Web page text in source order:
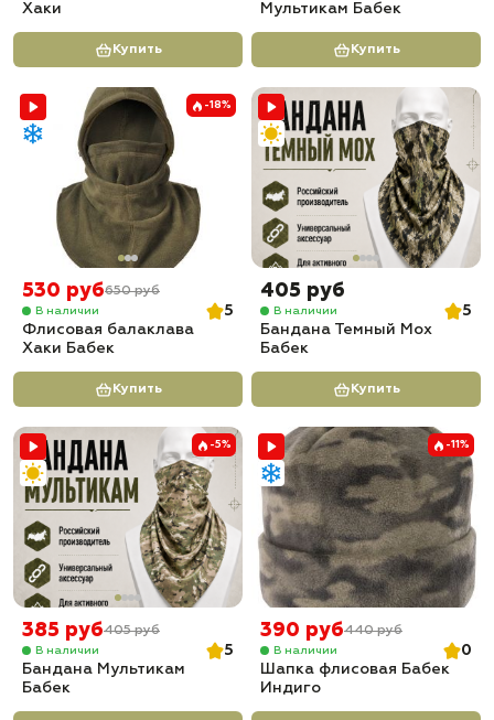
Хаки
Купить
Мультикам Бабек
Купить
-18%
530 руб650 руб
В наличии
5
Флисовая балаклава
Хаки Бабек
Купить
405 руб
В наличии
5
Бандана Темный Мох
Бабек
Купить
-5%
385 руб405 руб
В наличии
5
Бандана Мультикам
Бабек
-11%
390 руб440 руб
В наличии
0
Шапка флисовая Бабек
Индиго